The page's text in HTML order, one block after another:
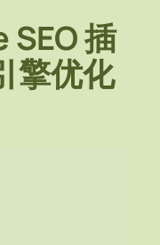
SEO 插
擎优化